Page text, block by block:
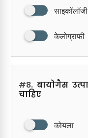
साइकॉलॉजी
केलोग्राफी
#8. बायोगैस
चाहिए
कोयला